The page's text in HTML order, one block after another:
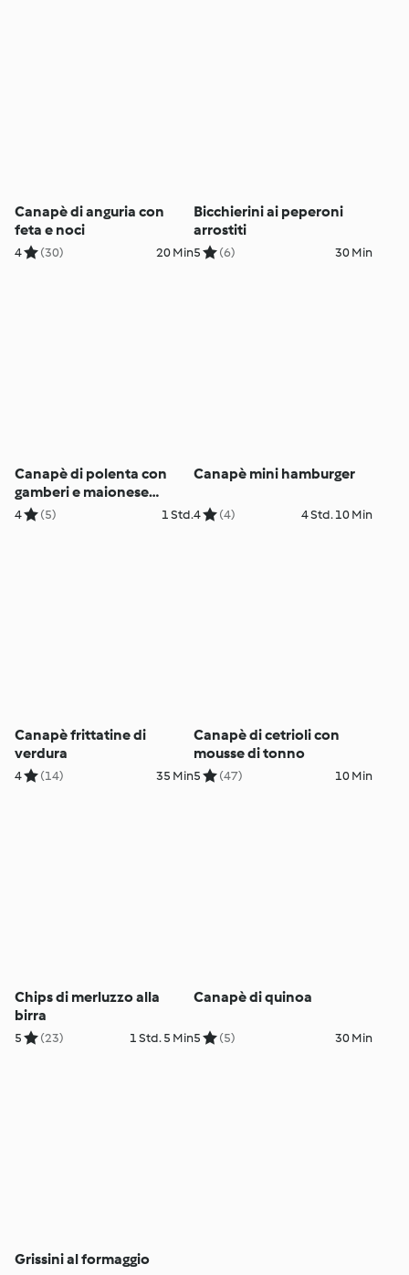
Canapè di anguria con
feta e noci
4 (30) 20 Min
Bicchierini ai peperoni
arrostiti
5 (6) 30 Min
Canapè di polenta con
gamberi e maionese
all'aneto
4 (5) 1 Std.
Canapè mini hamburger
4 (4) 4 Std. 10 Min
Canapè frittatine di
verdura
4 (14) 35 Min
Canapè di cetrioli con
mousse di tonno
5 (47) 10 Min
Chips di merluzzo alla
birra
5 (23) 1 Std. 5 Min
Canapè di quinoa
5 (5) 30 Min
Grissini al formaggio